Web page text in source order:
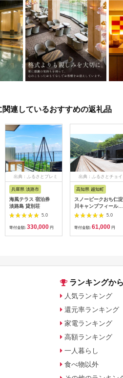
連しているおすすめの返礼品
出典：ふるさとプレミ
兵庫県 淡路市
海風テラス 宿泊券
淡路島 貸別荘
5.0
寄付金額: 330,000 円
出典：ふるさとチョイ
高知県 越知町
スノーピークおち仁淀
川キャンプフィールド
「住箱-jyubako-」ペ
ア宿泊チケット
5.0
寄付金額: 61,000 円
ランキングか
人気ランキング
還元率ランキング
家電ランキング
高額ランキング
一人暮らし
食べ物以外